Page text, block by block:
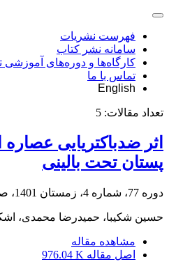
فهرست نشریات
سامانه نشر کتاب
کارگاه‌ها و دوره‌های
تماس با ما
English
تعداد مقالات: 5
پستان تحت بالینی
دوره 77، شماره 4، زمستان 1401، صفحه
حسین شکیبا، حمیدرضا محمدی،
مشاهده مقاله
اصل مقاله 976.04 K